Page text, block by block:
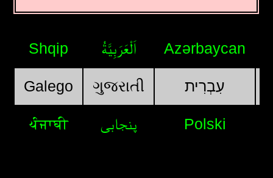
Shqip اَلْعَرَبِيَّةُ Azərbaycan
Galego ગુજરાતી עִבְרִית
ਪੰਜਾਬੀ پنجابی Polski